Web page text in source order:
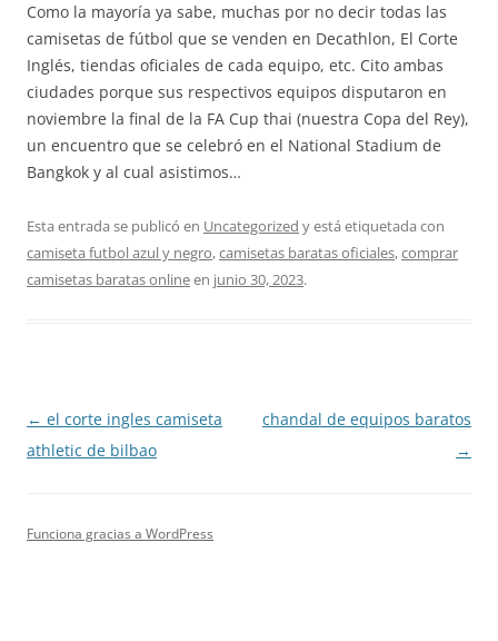
Como la mayoría ya sabe, muchas por no decir todas las
camisetas de fútbol que se venden en Decathlon, El Corte
Inglés, tiendas oficiales de cada equipo, etc. Cito ambas
ciudades porque sus respectivos equipos disputaron en
noviembre la final de la FA Cup thai (nuestra Copa del Rey),
un encuentro que se celebró en el National Stadium de
Bangkok y al cual asistimos…
Esta entrada se publicó en Uncategorized y está etiquetada con
camiseta futbol azul y negro,camisetas baratas oficiales,comprar
camisetas baratas onlineen junio 30, 2023.
Navegación
de
← el corte ingles camiseta
athletic de bilbao
chandal de equipos baratos
→
Funciona gracias a WordPress